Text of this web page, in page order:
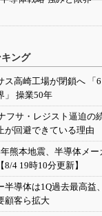
ング
ス高崎工場が閉鎖へ 「
」 操業50年
フサ・レジスト逼迫
が回避できている理由
熊本地震、半導体メ
8/4 19時10分更新】
半導体は1Q過去最高益
顧客ら拡大